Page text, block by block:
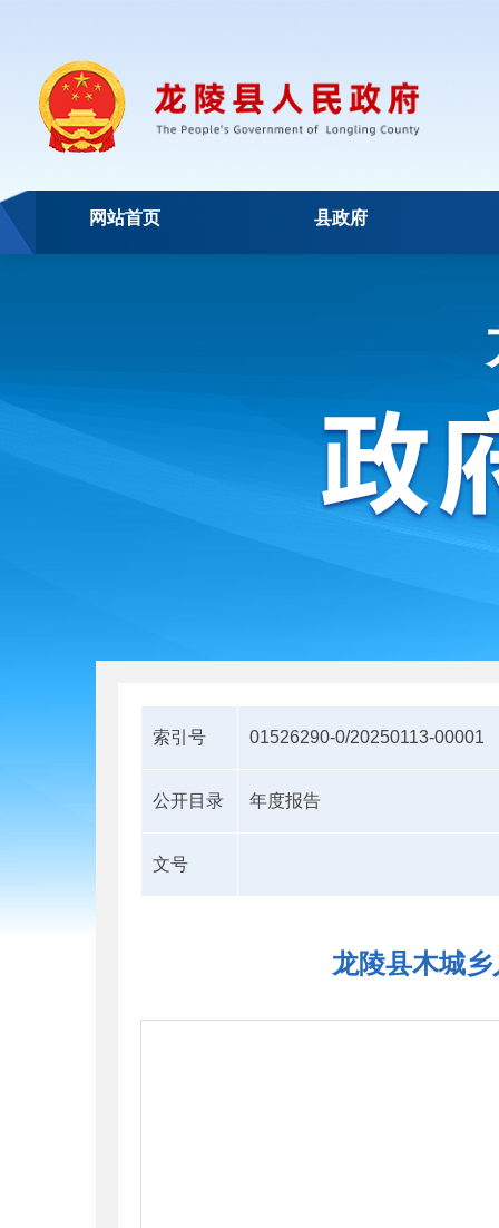
网站首页 县政府
索引号 01526290-0/20250113-00001
公开目录 年度报告
文号
龙陵县木城